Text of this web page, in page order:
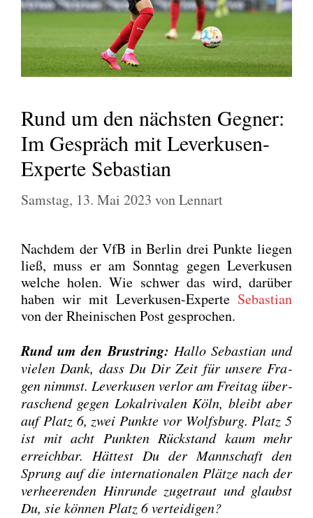
Rund um den nächsten Gegner:
Im Gespräch mit Leverkusen-
Experte Sebastian
Samstag, 13. Mai 2023 vonLennart
Nach­dem der VfB in Ber­lin drei Punk­te lie­gen
ließ, muss er am Sonn­tag gegen Lever­ku­sen
wel­che holen. Wie schwer das wird, dar­über
haben wir mit Lever­ku­sen-Exper­te Sebas­ti­an
von der Rhei­ni­schen Post gespro­chen.
Rund um den Brust­ring: Hal­lo Sebas­ti­an und
vie­len Dank, dass Du Dir Zeit für unse­re Fra­
gen nimmst. Lever­ku­sen ver­lor am Frei­tag über­
ra­schend gegen Lokal­ri­va­len Köln, bleibt aber
auf Platz 6, zwei Punk­te vor Wolfs­burg. Platz 5
ist mit acht Punk­ten Rück­stand kaum mehr
erreich­bar. Hät­test Du der Mann­schaft den
Sprung auf die inter­na­tio­na­len Plät­ze nach der
ver­hee­ren­den Hin­run­de zuge­traut und glaubst
Du, sie kön­nen Platz 6 ver­tei­di­gen?